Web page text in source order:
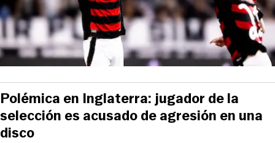
Polémica en Inglaterra: jugador de la
selección es acusado de agresión en una
disco